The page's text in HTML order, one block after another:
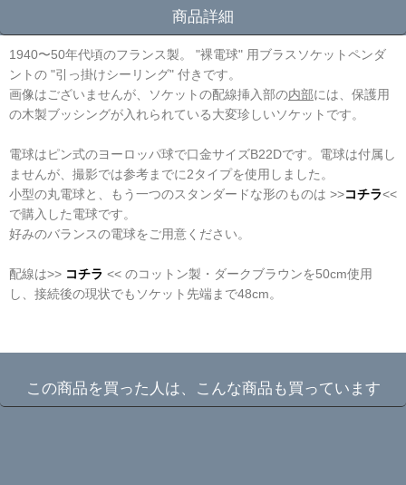
商品詳細
1940〜50年代頃のフランス製。 "裸電球" 用ブラスソケットペンダ
ントの "引っ掛けシーリング" 付きです。
画像はございませんが、ソケットの配線挿入部の内部には、保護用
の木製ブッシングが入れられている大変珍しいソケットです。
電球はピン式のヨーロッパ球で口金サイズB22Dです。電球は付属し
ませんが、撮影では参考までに2タイプを使用しました。
小型の丸電球と、もう一つのスタンダードな形のものは >>コチラ<<
で購入した電球です。
好みのバランスの電球をご用意ください。
配線は>> コチラ << のコットン製・ダークブラウンを50cm使用
し、接続後の現状でもソケット先端まで48cm。
この商品を買った人は、こんな商品も買っています